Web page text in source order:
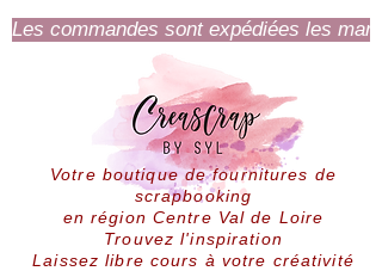
Les commandes sont expédiées les
Votre boutique de fournitures de
scrapbooking
en région Centre Val de Loire
Trouvez l'inspiration
Laissez libre cours à votre créativité